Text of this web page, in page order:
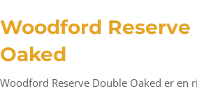
Woodford Reserve
Oaked
Woodford Reserve Double Oaked er en